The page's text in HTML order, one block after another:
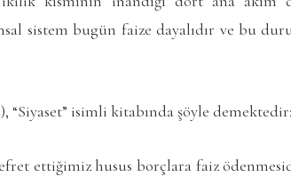
sistem bugün faize dayalıdır ve bu
“Siyaset” isimli kitabında şöyle demektedir:
ettiğimiz husus borçlara faiz